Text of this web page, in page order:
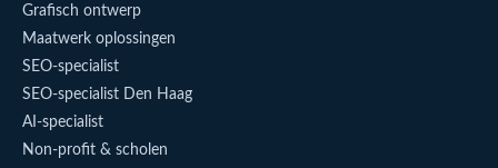
Grafisch ontwerp
Maatwerk oplossingen
SEO-specialist
SEO-specialist Den Haag
AI-specialist
Non-profit & scholen